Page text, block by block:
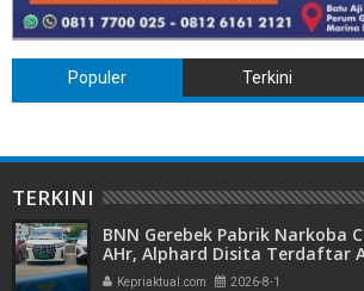
Populer Terkini
TERKINI
BNN Gerebek Pabrik Narkoba
AHr, Alphard Disita Terdaftar
Mitra Usaha Properti
Kepriaktual.com 2026-8-1